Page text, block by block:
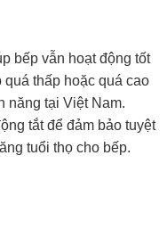
bếp vẫn hoạt động tốt
thấp hoặc quá cao
năng tại Việt Nam.
tắt để đảm bảo tuyệt
tuổi thọ cho bếp.